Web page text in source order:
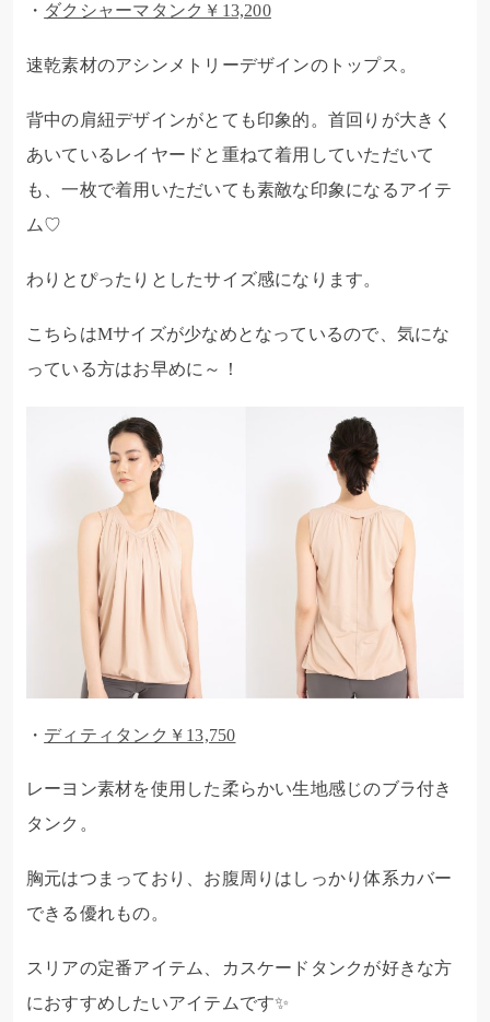
・ ダクシャーマタンク￥13,200
速乾素材のアシンメトリーデザインのトップス。
背中の肩紐デザインがとても印象的。首回りが大きく
あいているレイヤードと重ねて着用していただいて
も、一枚で着用いただいても素敵な印象になるアイテ
ム♡
わりとぴったりとしたサイズ感になります。
こちらはMサイズが少なめとなっているので、気にな
っている方はお早めに～！
・ ディティタンク￥13,750
レーヨン素材を使用した柔らかい生地感じのブラ付き
タンク。
胸元はつまっており、お腹周りはしっかり体系カバー
できる優れもの。
スリアの定番アイテム、カスケードタンクが好きな方
におすすめしたいアイテムです✨